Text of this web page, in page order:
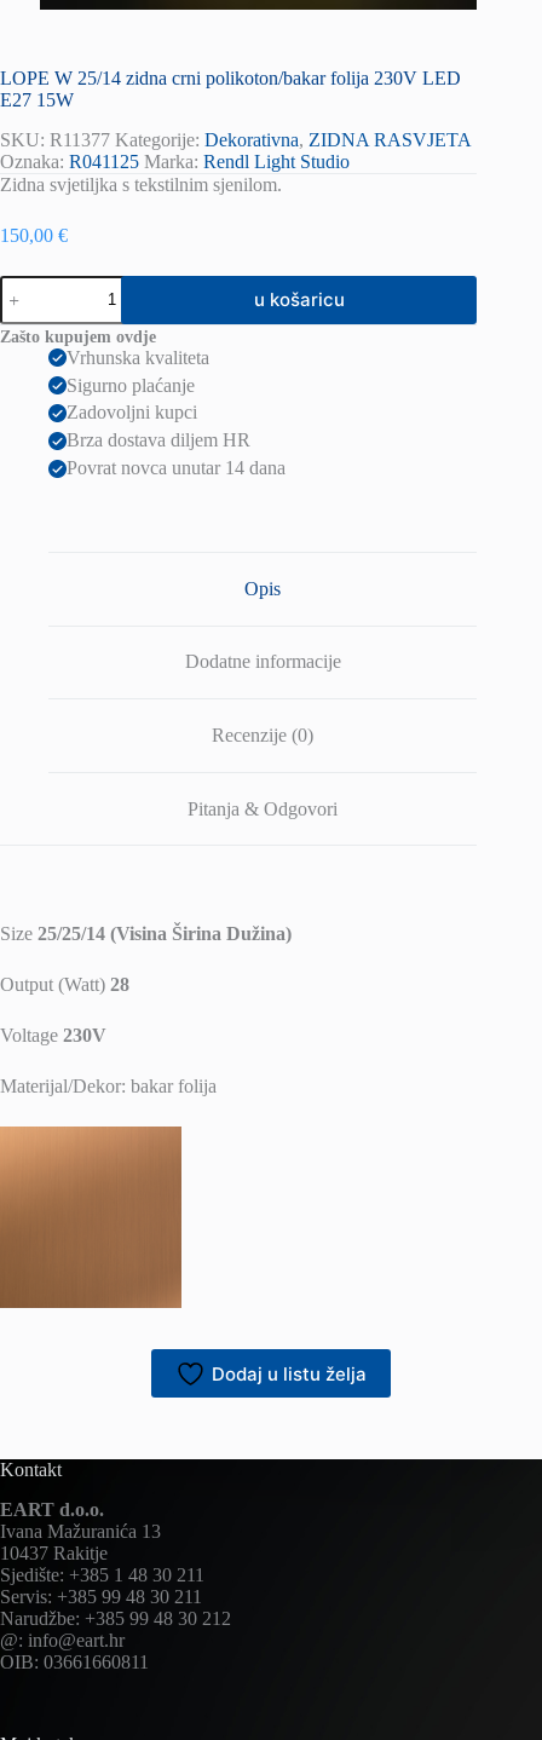
LOPE W 25/14 zidna crni polikoton/bakar folija 230V LED
E27 15W
SKU: R11377 Kategorije: Dekorativna, ZIDNA RASVJETA
Oznaka: R041125 Marka: Rendl Light Studio
Zidna svjetiljka s tekstilnim sjenilom.
150,00 €
LOPE
W
25/14
zidna
polikoton/bakar
u košaricu
Zašto kupujem ovdje
Vrhunska kvaliteta
Sigurno plaćanje
Zadovoljni kupci
Brza dostava diljem HR
Povrat novca unutar 14 dana
Opis
Dodatne informacije
Recenzije (0)
Pitanja & Odgovori
Size 25/25/14 (Visina Širina Dužina)
Output (Watt) 28
Voltage 230V
Materijal/Dekor: bakar folija
Dodaj u listu želja
Kontakt
EART d.o.o.
Ivana Mažuranića 13
10437 Rakitje
Sjedište: +385 1 48 30 211
Servis: +385 99 48 30 211
Narudžbe: +385 99 48 30 212
@: info@eart.hr
OIB: 03661660811